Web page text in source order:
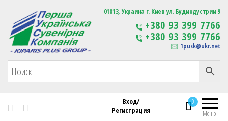
Первая Украинская Сувенирная Компания Изготовление
сувенирной продукции
с логотипом
01013, Украина г. Киев ул. Будиндустрии 9
+380 93 399 7766
+380 93 399 7766
1pusk@ukr.net
Меню
0
Вход/
Регистрация